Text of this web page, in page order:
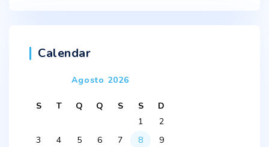
Calendar
Agosto 2026
S T Q Q S S
D
1
2
3
4 5 6 7 8
9